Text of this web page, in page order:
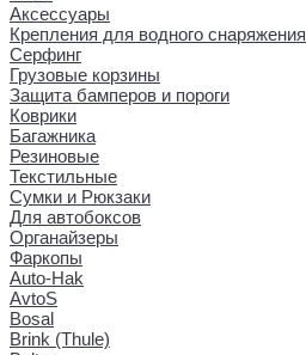
Аксессуары
Крепления для водного снаряжения
Серфинг
Грузовые корзины
Защита бамперов и пороги
Коврики
Багажника
Резиновые
Текстильные
Сумки и Рюкзаки
Для автобоксов
Органайзеры
Фаркопы
Auto-Hak
AvtoS
Bosal
Brink (Thule)